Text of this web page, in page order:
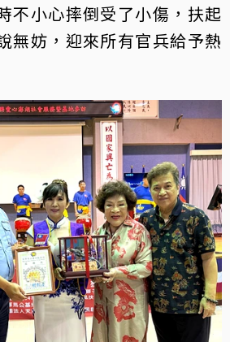
不小心摔倒受了小傷，扶起
無妨，迎來所有官兵給予熱